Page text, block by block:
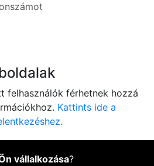
felhasználók férhetnek hozzá
Kattints ide a
vállalkozása?